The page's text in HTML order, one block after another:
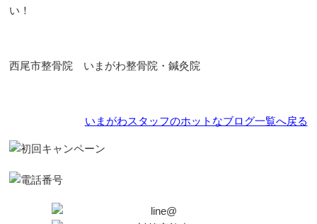
い！
西尾市整骨院 いまがわ整骨院・鍼灸院
いまがわスタッフのホットなブログ一覧へ戻る